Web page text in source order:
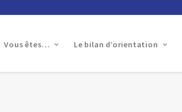
Vous êtes… Le bilan d’orientation